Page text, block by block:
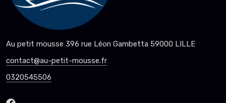
Au petit mousse 396 rue Léon Gambetta 59000 LILLE
contact@au-petit-mousse.fr
0320545506